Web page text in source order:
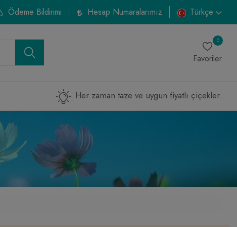
Ödeme Bildirimi Hesap Numaralarımız Türkçe
Favoriler
0
Her zaman taze ve uygun fiyatlı çiçekler.